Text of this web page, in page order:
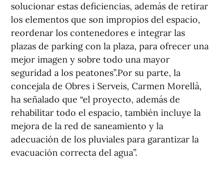
solucionar estas deficiencias, además de retirar
los elementos que son impropios del espacio,
reordenar los contenedores e integrar las
plazas de parking con la plaza, para ofrecer una
mejor imagen y sobre todo una mayor
seguridad a los peatones”.Por su parte, la
concejala de Obres i Serveis, Carmen Morellà,
ha señalado que “el proyecto, además de
rehabilitar todo el espacio, también incluye la
mejora de la red de saneamiento y la
adecuación de los pluviales para garantizar la
evacuación correcta del agua”.